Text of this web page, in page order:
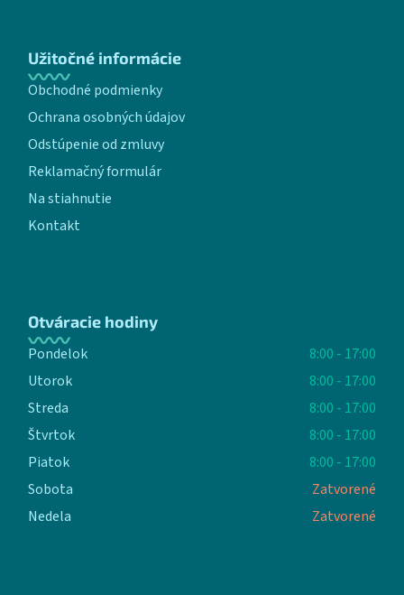
Užitočné informácie
Obchodné podmienky
Ochrana osobných údajov
Odstúpenie od zmluvy
Reklamačný formulár
Na stiahnutie
Kontakt
Otváracie hodiny
Pondelok
8:00 - 17:00
Utorok
8:00 - 17:00
Streda
8:00 - 17:00
Štvrtok
8:00 - 17:00
Piatok
8:00 - 17:00
Sobota
Zatvorené
Nedela
Zatvorené